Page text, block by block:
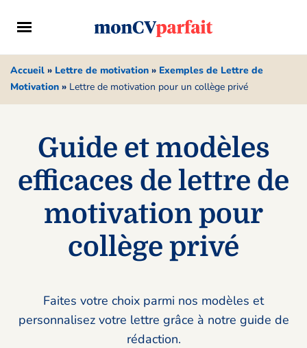
Accueil » Lettre de motivation » Exemples de Lettre de
Motivation » Lettre de motivation pour un collège privé
Guide et modèles
efficaces de lettre de
motivation pour
collège privé
Faites votre choix parmi nos modèles et
personnalisez votre lettre grâce à notre guide de
rédaction.